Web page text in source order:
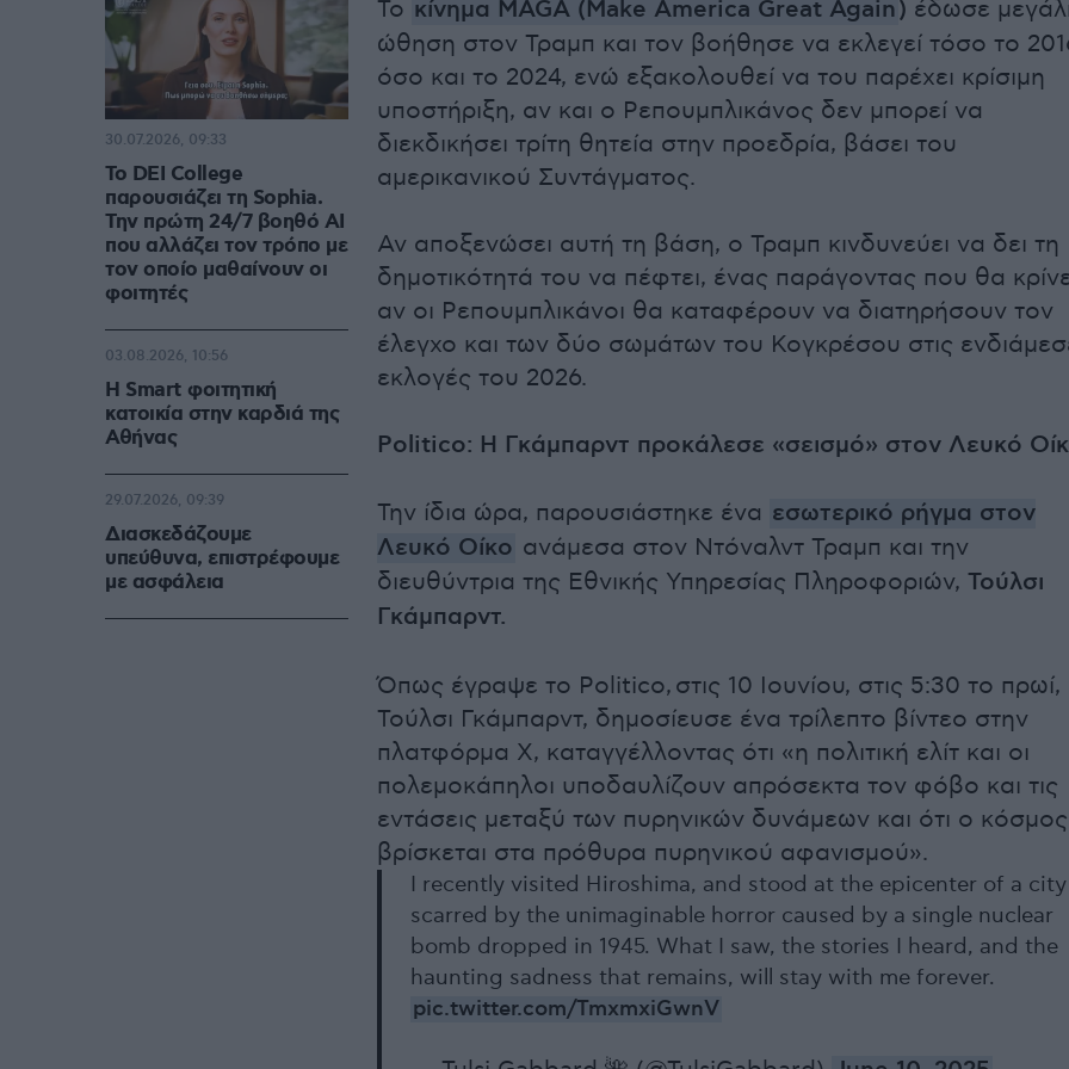
Το κίνημα MAGA (Make America Great Again) έδωσε
ώθηση στον Τραμπ και τον βοήθησε να εκλεγεί τόσο το
όσο και το 2024, ενώ εξακολουθεί να του παρέχει κρίσιμη
υποστήριξη, αν και ο Ρεπουμπλικάνος δεν μπορεί να
διεκδικήσει τρίτη θητεία στην προεδρία, βάσει του
αμερικανικού Συντάγματος.
Αν αποξενώσει αυτή τη βάση, ο Τραμπ κινδυνεύει να δει τη
δημοτικότητά του να πέφτει, ένας παράγοντας που θα
αν οι Ρεπουμπλικάνοι θα καταφέρουν να διατηρήσουν τον
έλεγχο και των δύο σωμάτων του Κογκρέσου στις
εκλογές του 2026.
Politico: Η Γκάμπαρντ προκάλεσε «σεισμό» στον Λευκό
Την ίδια ώρα, παρουσιάστηκε ένα εσωτερικό ρήγμα στον
Λευκό Οίκο ανάμεσα στον Ντόναλντ Τραμπ και την
διευθύντρια της Εθνικής Υπηρεσίας Πληροφοριών, Τούλσι
Γκάμπαρντ.
Όπως έγραψε το Politico, στις 10 Ιουνίου, στις 5:30 το πρωί,
Τούλσι Γκάμπαρντ, δημοσίευσε ένα τρίλεπτο βίντεο στην
πλατφόρμα Χ, καταγγέλλοντας ότι «η πολιτική ελίτ και οι
πολεμοκάπηλοι υποδαυλίζουν απρόσεκτα τον φόβο και τις
εντάσεις μεταξύ των πυρηνικών δυνάμεων και ότι ο κόσμος
βρίσκεται στα πρόθυρα πυρηνικού αφανισμού».
I recently visited Hiroshima, and stood at the epicenter of a city
scarred by the unimaginable horror caused by a single nuclear
bomb dropped in 1945. What I saw, the stories I heard, and the
haunting sadness that remains, will stay with me forever.
pic.twitter.com/TmxmxiGwnV
Το DEI College
παρουσιάζει τη Sophia.
Την πρώτη 24/7 βοηθό AI
που αλλάζει τον τρόπο με
τον οποίο μαθαίνουν οι
φοιτητές
30.07.2026, 09:33
Η Smart φοιτητική
κατοικία στην καρδιά της
Αθήνας
03.08.2026, 10:56
Διασκεδάζουμε
υπεύθυνα, επιστρέφουμε
με ασφάλεια
29.07.2026, 09:39